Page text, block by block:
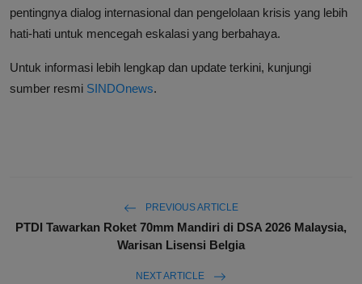
pentingnya dialog internasional dan pengelolaan krisis yang lebih
hati-hati untuk mencegah eskalasi yang berbahaya.
Untuk informasi lebih lengkap dan update terkini, kunjungi
sumber resmi SINDOnews.
PREVIOUS ARTICLE
PTDI Tawarkan Roket 70mm Mandiri di DSA 2026 Malaysia,
Warisan Lisensi Belgia
NEXT ARTICLE